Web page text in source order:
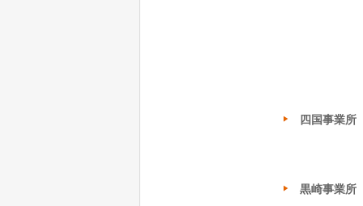
四国事業所
黒崎事業所